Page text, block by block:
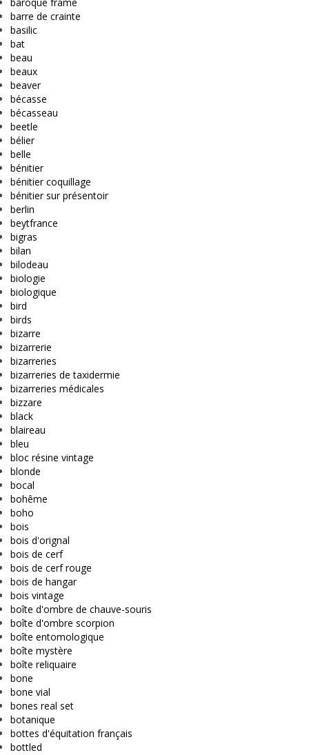
barre de crainte
basilic
bat
beau
beaux
beaver
bécasse
bécasseau
beetle
bélier
belle
bénitier
bénitier coquillage
bénitier sur présentoir
berlin
beytfrance
bigras
bilan
bilodeau
biologie
biologique
bird
birds
bizarre
bizarrerie
bizarreries
bizarreries de taxidermie
bizarreries médicales
bizzare
black
blaireau
bleu
bloc résine vintage
blonde
bocal
bohême
boho
bois
bois d'orignal
bois de cerf
bois de cerf rouge
bois de hangar
bois vintage
boîte d'ombre de chauve-souris
boîte d'ombre scorpion
boîte entomologique
boîte mystère
boîte reliquaire
bone
bone vial
bones real set
botanique
bottes d'équitation français
bottled